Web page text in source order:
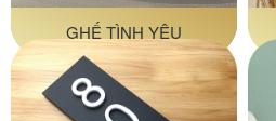
GHẾ TÌNH YÊU